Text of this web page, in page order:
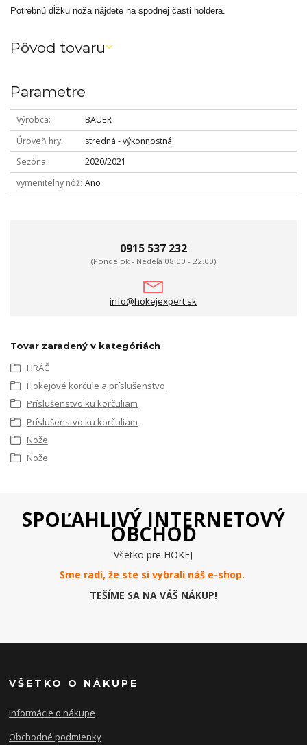
Potrebnú dĺžku noža nájdete na spodnej časti holdera.
Pôvod tovaru
Parametre
Výrobca
BAUER
Úroveň hry
stredná - výkonnostná
Sezóna
2020/2021
vymenitelny nôž Ano
0915 537 232
(Pondelok - Nedeľa 08.00 - 22.00)
info@hokejexpert.sk
Tovar zaradený v kategóriách
HRÁČ
Hokejové korčule a príslušenstvo
Príslušenstvo ku korčuliam
Príslušenstvo ku korčuliam
Nože
Nože
SPOĽAHLIVÝ INTERNETOVÝ
OBCHOD
Všetko pre HOKEJ
Sme radi, že ste si vybrali náš e-shop.
TEŠÍME SA NA VÁŠ NÁKUP!
VŠETKO O NÁKUPE
Informácie o nákupe
Obchodné podmienky